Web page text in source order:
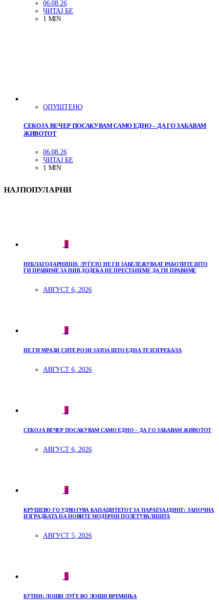
06.08.26
ЧИТАЈ БЕ
1 MIN
ОПУШТЕНО
СЕКОЈА ВЕЧЕР ПОСАКУВАМ САМО ЕДНО – ДА ГО ЗАБАВАМ
ЖИВОТОТ
06.08.26
ЧИТАЈ БЕ
1 MIN
НАЈПОПУЛАРНИ
1
НЕБЛАГОДАРНИЦИ: ЛУЃЕТО НЕ ГИ ЗАБЕЛЕЖУВААТ РАБОТИТЕ ШТО
ГИ ПРАВИМЕ ЗА НИВ ДОДЕКА НЕ ПРЕСТАНЕМЕ ДА ГИ ПРАВИМЕ
АВГУСТ 6, 2026
2
НЕ ГИ МРАЗИ СИТЕ РОЗИ ЗАТОА ШТО ЕДНА ТЕ ИЗГРЕБАЛА
АВГУСТ 6, 2026
3
СЕКОЈА ВЕЧЕР ПОСАКУВАМ САМО ЕДНО – ДА ГО ЗАБАВАМ ЖИВОТОТ
АВГУСТ 6, 2026
4
КРУШЕВО ГО УДВОЈУВА КАПАЦИТЕТОТ ЗА ПАРАГЛАЈДИНГ: ЗАПОЧНА
ИЗГРАДБАТА НА НОВИТЕ МОДЕРНИ ПОЛЕТУВАЛИШТА
АВГУСТ 5, 2026
5
БУТИН: ЛОШИ ЛУЃЕ ВО ЛОШИ ВРЕМИЊА